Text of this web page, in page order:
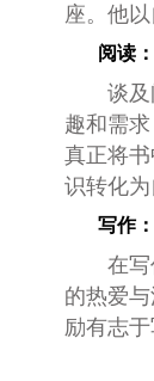
座。他
阅读：
谈
趣和需
真正将
识转化为
写作：
在
的热爱
励有志